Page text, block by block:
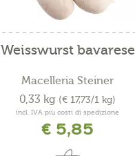
Weisswurst bavarese
Macelleria Steiner
0,33 kg (€ 17,73/1 kg)
incl. IVA più costi di spedizione
€ 5,85